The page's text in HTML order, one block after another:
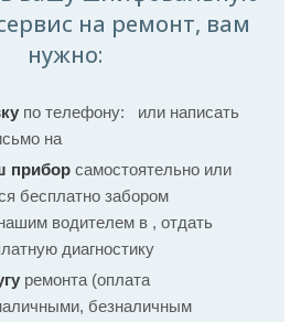
на ремонт, вам
нужно:
по телефону:
или написать
на
прибор самостоятельно или
бесплатно забором
водителем в , отдать
диагностику
ремонта (оплата
безналичным